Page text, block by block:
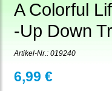
A Colorful
-Up Down
Artikel-Nr.: 019240
6,99 €